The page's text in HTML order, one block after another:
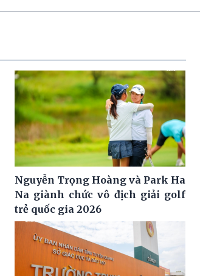
Nguyễn Trọng Hoàng và Park Ha
Na giành chức vô địch giải golf
trẻ quốc gia 2026